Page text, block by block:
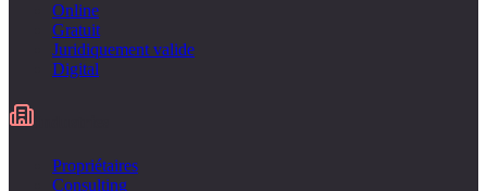
Online
Gratuit
Juridiquement valide
Digital
Propriétaires
Consulting